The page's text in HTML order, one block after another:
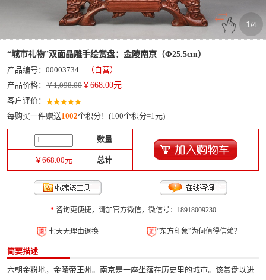
1 /4
“城市礼物”双面晶雕手绘赏盘：金陵南京（Φ25.5cm）
产品编号：00003734
（自营）
产品价格： ￥1,098.00 ￥ 668.00元
客户评价：
每购买一件赠送1002个积分！(100个积分=1元)
数量
￥668.00元 总计
*咨询更便捷，请加官方微信，微信号：18918009230
七天无理由退换 “东方印象”为何值得信赖？
简要描述
六朝金粉地，金陵帝王州。南京是一座坐落在历史里的城市。该赏盘以进